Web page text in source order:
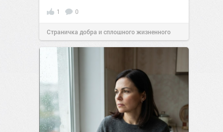
1 0
Страничка добра и сплошного жизненного
позитива!10:3807 авг 2026